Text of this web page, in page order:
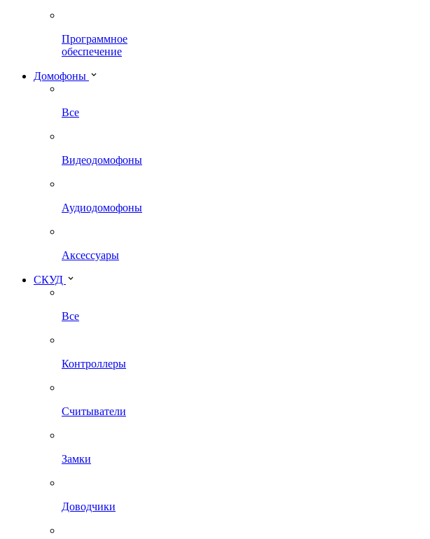
Программное
обеспечение
Домофоны
Все
Видеодомофоны
Аудиодомофоны
Аксессуары
СКУД
Все
Контроллеры
Считыватели
Замки
Доводчики